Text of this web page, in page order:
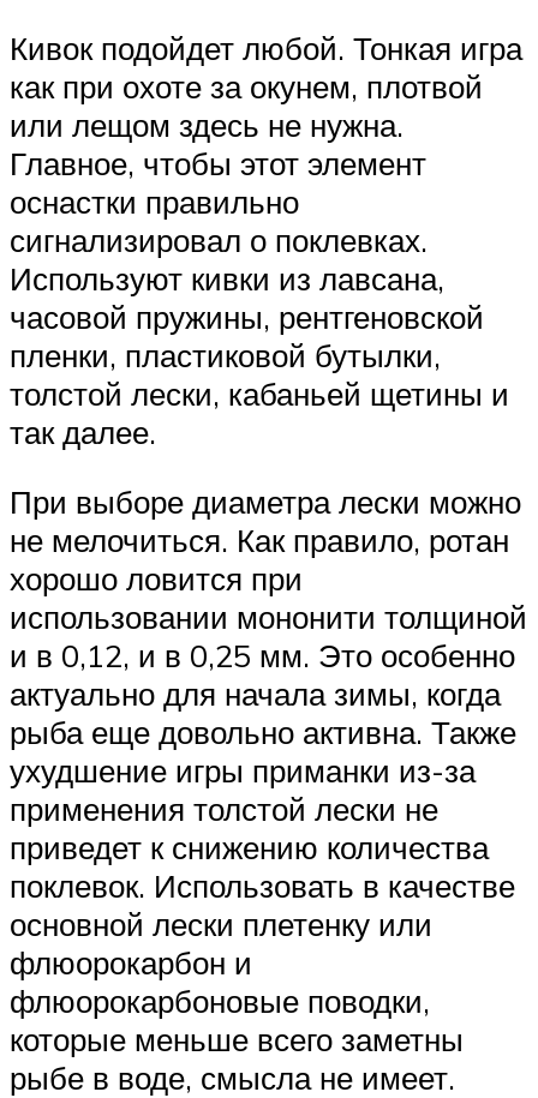
Кивок подойдет любой. Тонкая игра
как при охоте за окунем, плотвой
или лещом здесь не нужна.
Главное, чтобы этот элемент
оснастки правильно
сигнализировал о поклевках.
Используют кивки из лавсана,
часовой пружины, рентгеновской
пленки, пластиковой бутылки,
толстой лески, кабаньей щетины и
так далее.
При выборе диаметра лески можно
не мелочиться. Как правило, ротан
хорошо ловится при
использовании мононити толщиной
и в 0,12, и в 0,25 мм. Это особенно
актуально для начала зимы, когда
рыба еще довольно активна. Также
ухудшение игры приманки из-за
применения толстой лески не
приведет к снижению количества
поклевок. Использовать в качестве
основной лески плетенку или
флюорокарбон и
флюорокарбоновые поводки,
которые меньше всего заметны
рыбе в воде, смысла не имеет.